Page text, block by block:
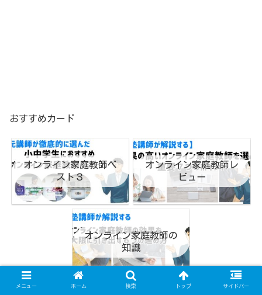
おすすめカード
オンライン家庭教師ベ
スト３
オンライン家庭教師レ
ビュー
オンライン家庭教師の
知識
メニュー ホーム 検索 トップ サイドバー